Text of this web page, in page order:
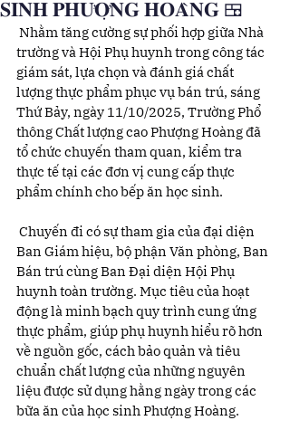
𝐒𝐈𝐍𝐇 𝐏𝐇𝐔̛𝐎̛̣𝐍𝐆 𝐇𝐎𝐀̀𝐍𝐆 🍱
Nhằm tăng cường sự phối hợp giữa Nhà
trường và Hội Phụ huynh trong công tác
giám sát, lựa chọn và đánh giá chất
lượng thực phẩm phục vụ bán trú, sáng
Thứ Bảy, ngày 11/10/2025, Trường Phổ
thông Chất lượng cao Phượng Hoàng đã
tổ chức chuyến tham quan, kiểm tra
thực tế tại các đơn vị cung cấp thực
phẩm chính cho bếp ăn học sinh.
Chuyến đi có sự tham gia của đại diện
Ban Giám hiệu, bộ phận Văn phòng, Ban
Bán trú cùng Ban Đại diện Hội Phụ
huynh toàn trường. Mục tiêu của hoạt
động là minh bạch quy trình cung ứng
thực phẩm, giúp phụ huynh hiểu rõ hơn
về nguồn gốc, cách bảo quản và tiêu
chuẩn chất lượng của những nguyên
liệu được sử dụng hằng ngày trong các
bữa ăn của học sinh Phượng Hoàng.